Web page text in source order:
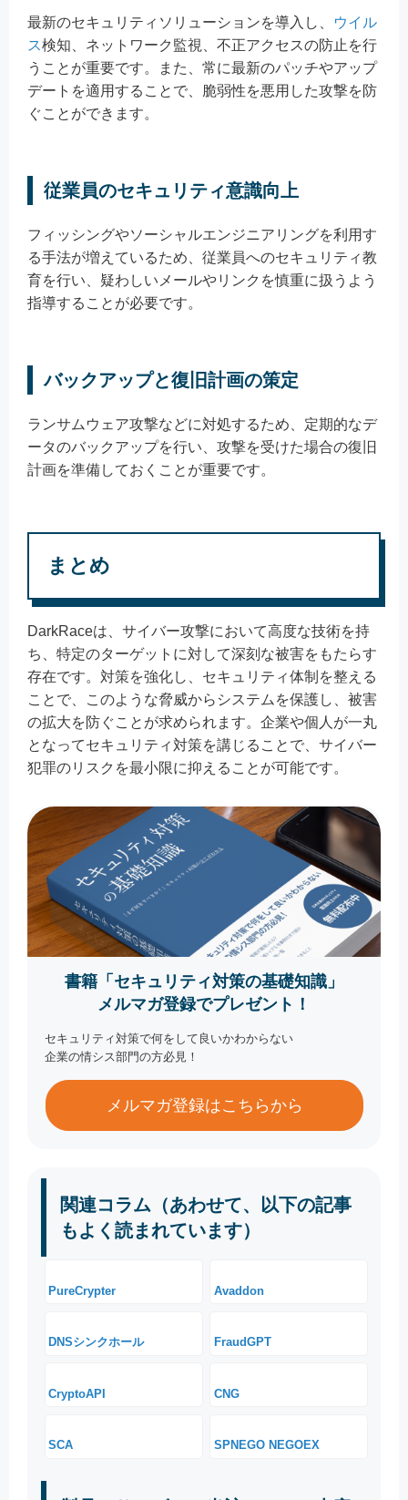
最新のセキュリティソリューションを導入し、
ウイル
ス検知、ネットワーク監視、不正アクセスの防止を行
うことが重要です。また、常に最新のパッチやアップ
デートを適用することで、脆弱性を悪用した攻撃を防
ぐことができます。
従業員のセキュリティ意識向上
フィッシングやソーシャルエンジニアリングを利用す
る手法が増えているため、従業員へのセキュリティ教
育を行い、疑わしいメールやリンクを慎重に扱うよう
指導することが必要です。
バックアップと復旧計画の策定
ランサムウェア攻撃などに対処するため、定期的なデ
ータのバックアップを行い、攻撃を受けた場合の復旧
計画を準備しておくことが重要です。
まとめ
DarkRaceは、サイバー攻撃において高度な技術を持
ち、特定のターゲットに対して深刻な被害をもたらす
存在です。対策を強化し、セキュリティ体制を整える
ことで、このような脅威からシステムを保護し、被害
の拡大を防ぐことが求められます。企業や個人が一丸
となってセキュリティ対策を講じることで、サイバー
犯罪のリスクを最小限に抑えることが可能です。
書籍「セキュリティ対策の基礎知識」
メルマガ登録でプレゼント！
セキュリティ対策で何をして良いかわからない
企業の情シス部門の方必見！
メルマガ登録はこちらから
関連コラム（あわせて、以下の記事
もよく読まれています）
PureCrypter Avaddon
DNSシンクホール FraudGPT
CryptoAPI CNG
SCA SPNEGO NEGOEX